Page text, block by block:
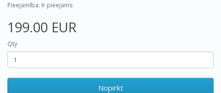
Pieejamība: Ir pieejams
199.00 EUR
Qty
Nopirkt